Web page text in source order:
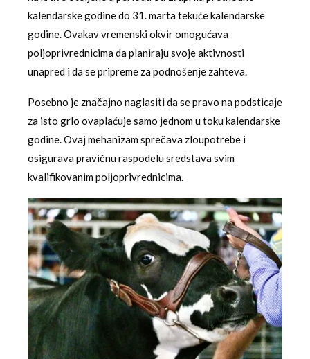
kalendarske godine do 31. marta tekuće kalendarske
godine. Ovakav vremenski okvir omogućava
poljoprivrednicima da planiraju svoje aktivnosti
unapred i da se pripreme za podnošenje zahteva.
Posebno je značajno naglasiti da se pravo na podsticaje
za isto grlo ovaplaćuje samo jednom u toku kalendarske
godine. Ovaj mehanizam sprečava zloupotrebe i
osigurava pravičnu raspodelu sredstava svim
kvalifikovanim poljoprivrednicima.